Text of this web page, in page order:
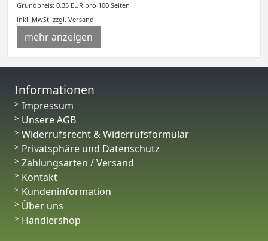
Grundpreis: 0,35 EUR pro 100 Seiten
inkl. MwSt. zzgl. Versand
mehr anzeigen
Informationen
Impressum
Unsere AGB
Widerrufsrecht & Widerrufsformular
Privatsphäre und Datenschutz
Zahlungsarten / Versand
Kontakt
Kundeninformation
Über uns
Händlershop